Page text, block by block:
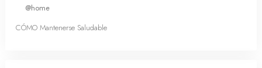
@home
CÓMO Mantenerse Saludable